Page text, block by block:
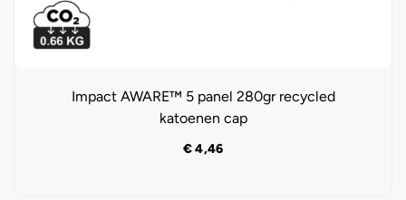
Impact AWARE™ 5 panel 280gr recycled
katoenen cap
€4,46